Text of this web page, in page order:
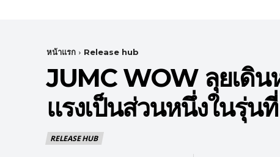
หน้าแรก Release hub
JUMC WOW ลุยเดิ
แรงเป็นส่วนหนึ่งในรุ่น
RELEASE HUB